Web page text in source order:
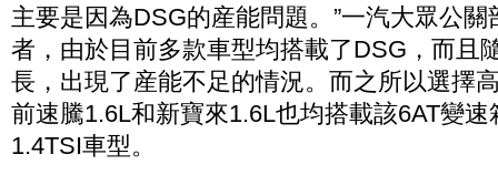
主要是因為DSG的産能問題。”一汽大眾公
者，由於目前多款車型均搭載了DSG，而且
長，出現了産能不足的情況。而之所以選擇
前速騰1.6L和新寶來1.6L也均搭載該6AT變
1.4TSI車型。